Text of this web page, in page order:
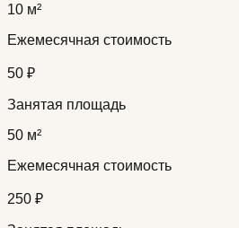
10 м²
Ежемесячная стоимость
50 ₽
Занятая площадь
50 м²
Ежемесячная стоимость
250 ₽